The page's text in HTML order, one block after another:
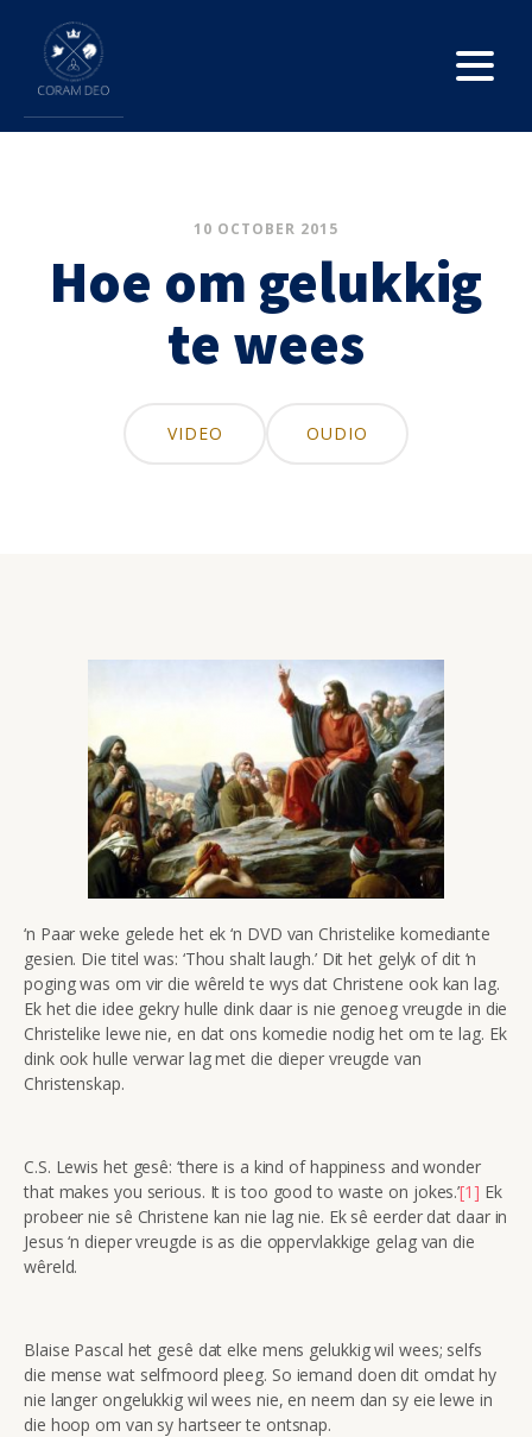
10 OCTOBER 2015
Hoe om gelukkig
te wees
VIDEO OUDIO
‘n Paar weke gelede het ek ‘n DVD van Christelike komediante
gesien. Die titel was: ‘Thou shalt laugh.’ Dit het gelyk of dit ‘n
poging was om vir die wêreld te wys dat Christene ook kan lag.
Ek het die idee gekry hulle dink daar is nie genoeg vreugde in die
Christelike lewe nie, en dat ons komedie nodig het om te lag. Ek
dink ook hulle verwar lag met die dieper vreugde van
Christenskap.
C.S. Lewis het gesê: ‘there is a kind of happiness and wonder
that makes you serious. It is too good to waste on jokes.’[1] Ek
probeer nie sê Christene kan nie lag nie. Ek sê eerder dat daar in
Jesus ‘n dieper vreugde is as die oppervlakkige gelag van die
wêreld.
Blaise Pascal het gesê dat elke mens gelukkig wil wees; selfs
die mense wat selfmoord pleeg. So iemand doen dit omdat hy
nie langer ongelukkig wil wees nie, en neem dan sy eie lewe in
die hoop om van sy hartseer te ontsnap.